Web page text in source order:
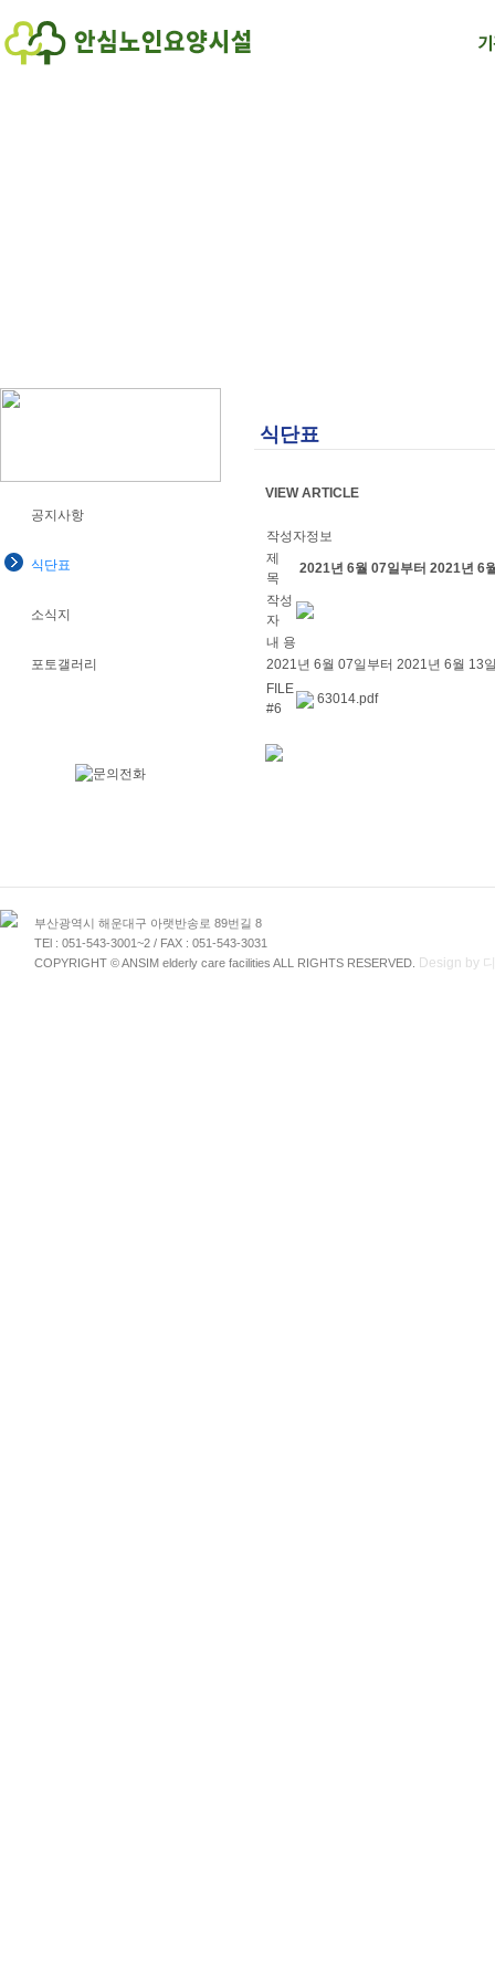
공지사항
식단표
소식지
포토갤러리
식단표
VIEW ARTICLE
작성자정보
제
목
2021년 6월 07일부터 2021년 6
작성
자
내 용
2021년 6월 07일부터 2021년 6월 13
FILE
#6
63014.pdf
부산광역시 해운대구 아랫반송로 89번길 8
TEl : 051-543-3001~2 / FAX : 051-543-3031
COPYRIGHT © ANSIM elderly care facilities ALL RIGHTS RESERVED.
Design by